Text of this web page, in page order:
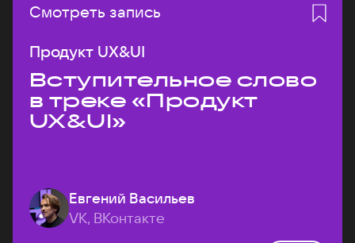
Смотреть запись
Продукт UX&UI
Вступительное слово
в треке «Продукт
UX&UI»
Евгений Васильев
VK, ВКонтакте